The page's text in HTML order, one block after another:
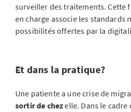
surveiller des traitements. Cette
en charge associe les standards
possibilités offertes par la
Et dans la pratique?
Une patiente a une crise de
sortir de chezelle. Dans le